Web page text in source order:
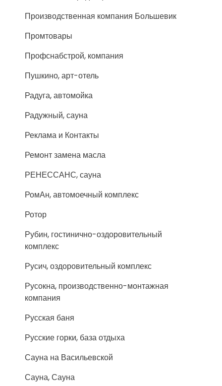
Производственная компания Большевик
Промтовары
Профснабстрой, компания
Пушкино, арт-отель
Радуга, автомойка
Радужный, сауна
Реклама и Контакты
Ремонт замена масла
РЕНЕССАНС, сауна
РомАн, автомоечный комплекс
Ротор
Рубин, гостинично-оздоровительный
комплекс
Русич, оздоровительный комплекс
Русокна, производственно-монтажная
компания
Русская баня
Русские горки, база отдыха
Сауна на Васильевской
Сауна, Сауна